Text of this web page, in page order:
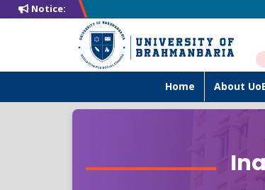
Notice:
Home About